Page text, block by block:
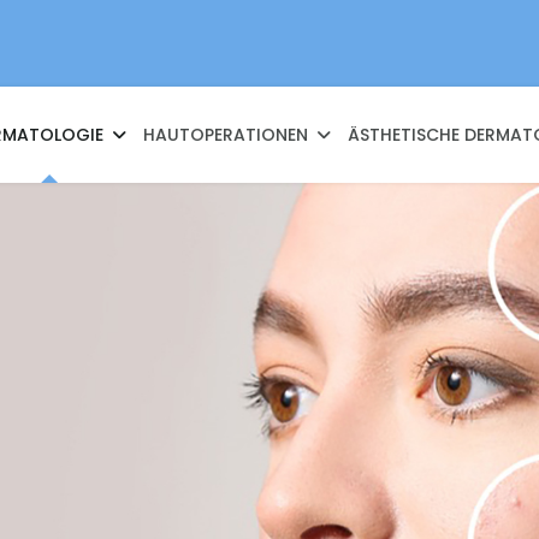
HAUTOPERATIONEN ÄSTHETISCHE